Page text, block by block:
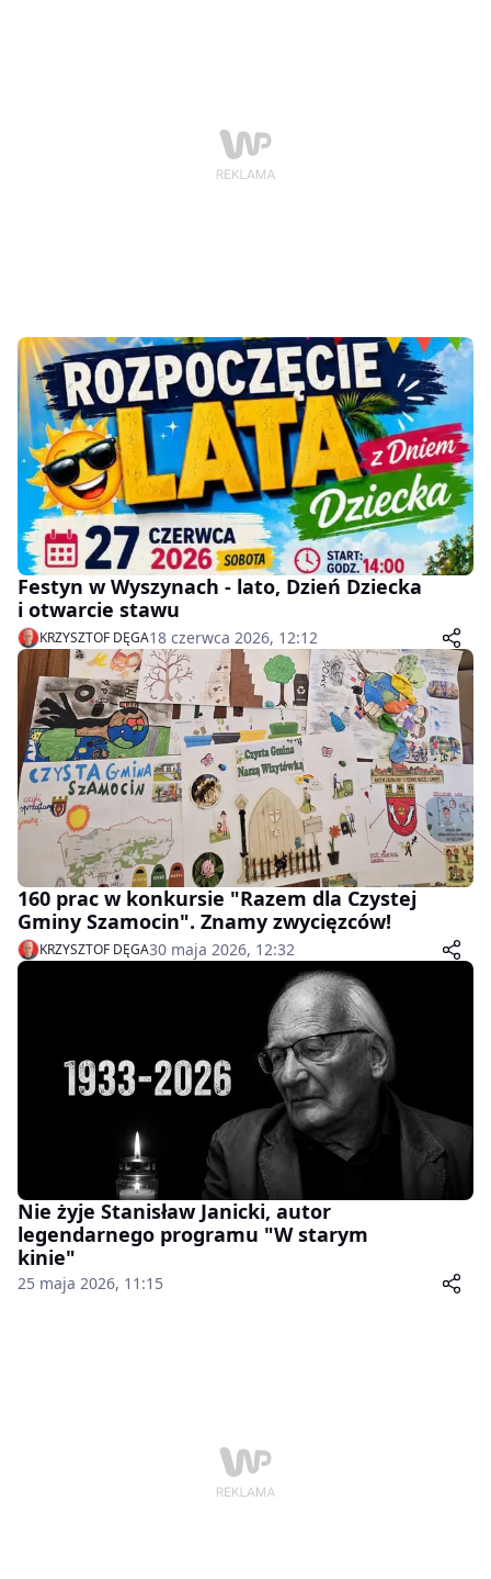
Festyn w Wyszynach - lato, Dzień Dziecka
i otwarcie stawu
KRZYSZTOF DĘGA18 czerwca 2026, 12:12
160 prac w konkursie "Razem dla Czystej
Gminy Szamocin". Znamy zwycięzców!
KRZYSZTOF DĘGA30 maja 2026, 12:32
Nie żyje Stanisław Janicki, autor
legendarnego programu "W starym
kinie"
25 maja 2026, 11:15